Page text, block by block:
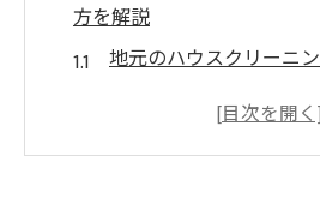
方を解説
地元のハウスクリーニ